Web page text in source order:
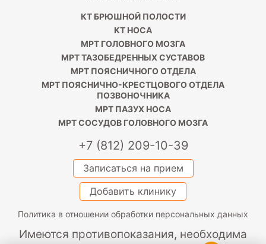
КТ БРЮШНОЙ ПОЛОСТИ
КТ НОСА
МРТ ГОЛОВНОГО МОЗГА
МРТ ТАЗОБЕДРЕННЫХ СУСТАВОВ
МРТ ПОЯСНИЧНОГО ОТДЕЛА
МРТ ПОЯСНИЧНО-КРЕСТЦОВОГО ОТДЕЛА
ПОЗВОНОЧНИКА
МРТ ПАЗУХ НОСА
МРТ СОСУДОВ ГОЛОВНОГО МОЗГА
+7 (812) 209-10-39
Записаться на прием
Добавить клинику
Политика в отношении обработки персональных данных
Имеются противопоказания, необходима